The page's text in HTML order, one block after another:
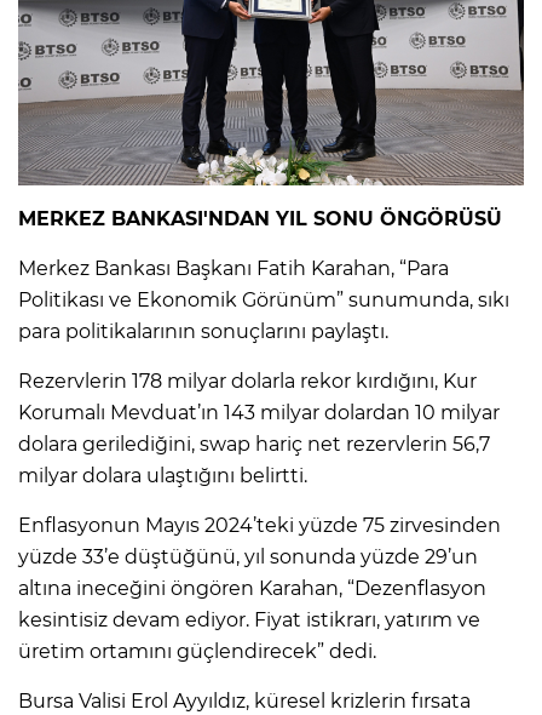
MERKEZ BANKASI'NDAN YIL SONU ÖNGÖRÜSÜ
Merkez Bankası Başkanı Fatih Karahan, “Para
Politikası ve Ekonomik Görünüm” sunumunda, sıkı
para politikalarının sonuçlarını paylaştı.
Rezervlerin 178 milyar dolarla rekor kırdığını, Kur
Korumalı Mevduat’ın 143 milyar dolardan 10 milyar
dolara gerilediğini, swap hariç net rezervlerin 56,7
milyar dolara ulaştığını belirtti.
Enflasyonun Mayıs 2024’teki yüzde 75 zirvesinden
yüzde 33’e düştüğünü, yıl sonunda yüzde 29’un
altına ineceğini öngören Karahan, “Dezenflasyon
kesintisiz devam ediyor. Fiyat istikrarı, yatırım ve
üretim ortamını güçlendirecek” dedi.
Bursa Valisi Erol Ayyıldız, küresel krizlerin fırsata